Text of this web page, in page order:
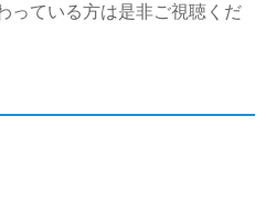
っている方は是非ご視聴くだ